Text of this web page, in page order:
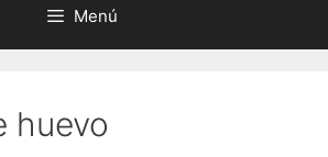
Menú
huevo